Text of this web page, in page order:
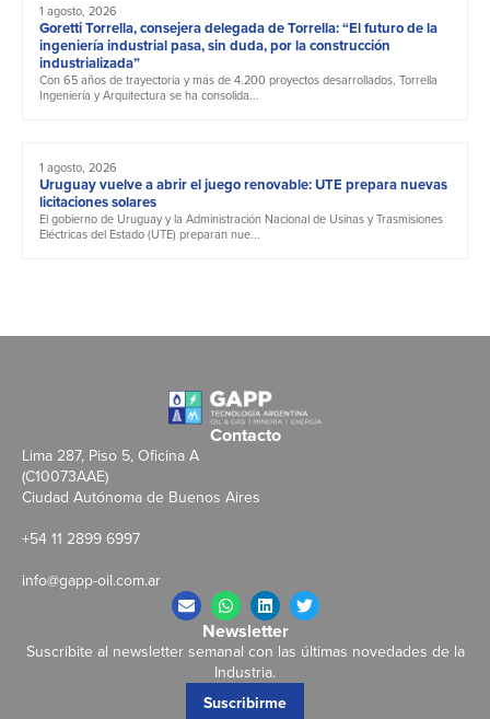
1 agosto, 2026
Goretti Torrella, consejera delegada de Torrella: “El futuro de la
ingeniería industrial pasa, sin duda, por la construcción
industrializada”
Con 65 años de trayectoria y más de 4.200 proyectos desarrollados, Torrella
Ingeniería y Arquitectura se ha consolida...
1 agosto, 2026
Uruguay vuelve a abrir el juego renovable: UTE prepara nuevas
licitaciones solares
El gobierno de Uruguay y la Administración Nacional de Usinas y Trasmisiones
Eléctricas del Estado (UTE) preparan nue...
Contacto
Lima 287, Piso 5, Oficina A
(C10073AAE)
Ciudad Autónoma de Buenos Aires
+54 11 2899 6997
info@gapp-oil.com.ar
Newsletter
Suscribite al newsletter semanal con las últimas novedades de la
Industria.
Suscribirme